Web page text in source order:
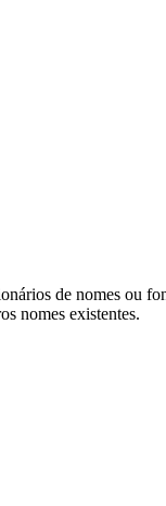
de nomes ou
nomes existentes.